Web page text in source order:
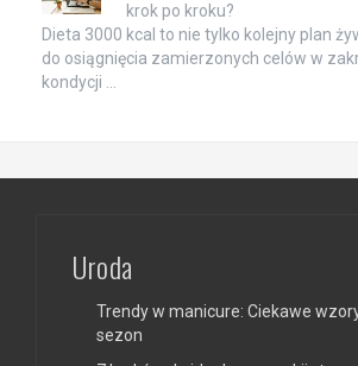
krok po kroku?
Dieta 3000 kcal to nie tylko kolejny plan
do osiągnięcia zamierzonych celów w
kondycji …
Uroda
Trendy w manicure: Ciekawe
sezon